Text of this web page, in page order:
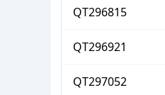
QT296815
QT296921
QT297052